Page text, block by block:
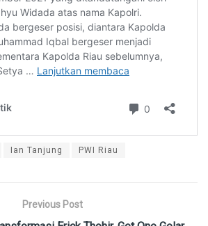
Ian Tanjung PWI Riau
Previous Post